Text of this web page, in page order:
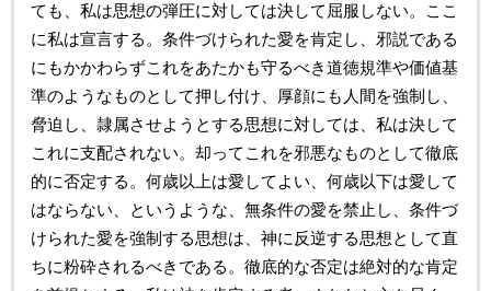
ても、私は思想の弾圧に対しては決して屈服しない。ここ
に私は宣言する。条件づけられた愛を肯定し、邪説である
にもかかわらずこれをあたかも守るべき道徳規準や価値基
準のようなものとして押し付け、厚顔にも人間を強制し、
脅迫し、隷属させようとする思想に対しては、私は決して
これに支配されない。却ってこれを邪悪なものとして徹底
的に否定する。何歳以上は愛してよい、何歳以下は愛して
はならない、というような、無条件の愛を禁止し、条件づ
けられた愛を強制する思想は、神に反逆する思想として直
ちに粉砕されるべきである。徹底的な否定は絶対的な肯定